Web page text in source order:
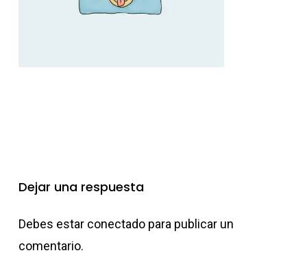
Dejar una respuesta
Debes estar conectadopara publicar un
comentario.